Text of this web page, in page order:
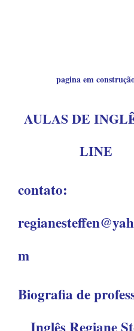
pagina em
AULAS DE
LINE
contato:
m
Biografia de
Inglês Regiane